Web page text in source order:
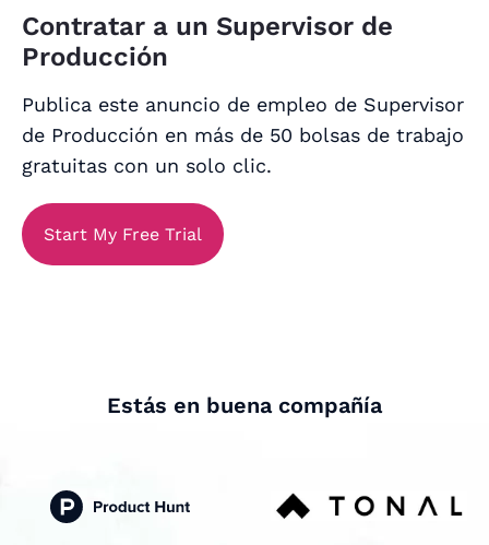
Contratar a un Supervisor de
Producción
Publica este anuncio de empleo de Supervisor
de Producción en más de 50 bolsas de trabajo
gratuitas con un solo clic.
Start My Free Trial
Estás en buena compañía